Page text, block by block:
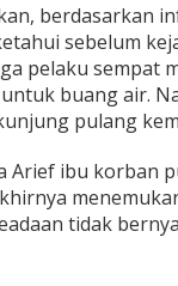
berdasarkan
sebelum
pelaku sempat
buang air.
pulang
Arief ibu korban
tidak